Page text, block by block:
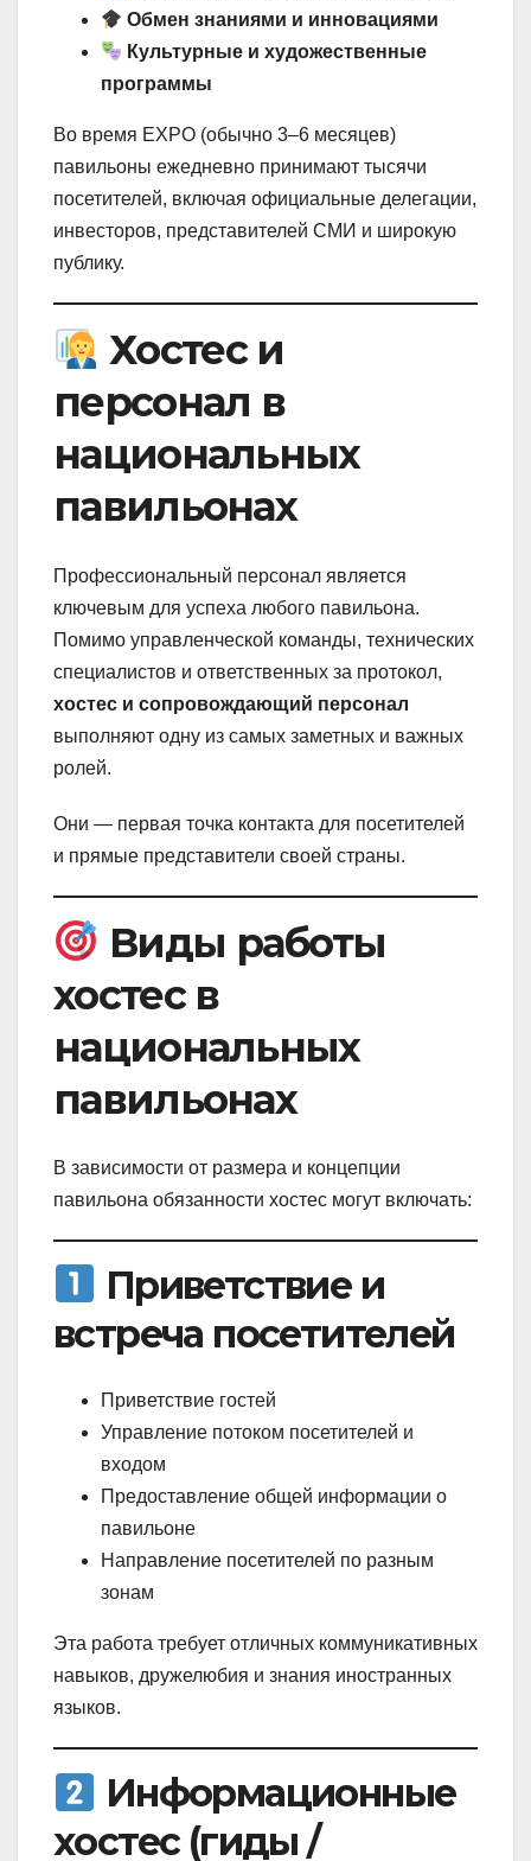
Обмен знаниями и инновациями
Культурные и художественные
программы
Во время EXPO (обычно 3–6 месяцев)
павильоны ежедневно принимают тысячи
посетителей, включая официальные делегации,
инвесторов, представителей СМИ и широкую
публику.
Хостес и
персонал в
национальных
павильонах
Профессиональный персонал является
ключевым для успеха любого павильона.
Помимо управленческой команды, технических
специалистов и ответственных за протокол,
хостес и сопровождающий персонал
выполняют одну из самых заметных и важных
ролей.
Они — первая точка контакта для посетителей
и прямые представители своей страны.
Виды работы
хостес в
национальных
павильонах
В зависимости от размера и концепции
павильона обязанности хостес могут включать:
Приветствие и
встреча посетителей
Приветствие гостей
Управление потоком посетителей и
входом
Предоставление общей информации о
павильоне
Направление посетителей по разным
зонам
Эта работа требует отличных коммуникативных
навыков, дружелюбия и знания иностранных
языков.
Информационные
хостес (гиды /